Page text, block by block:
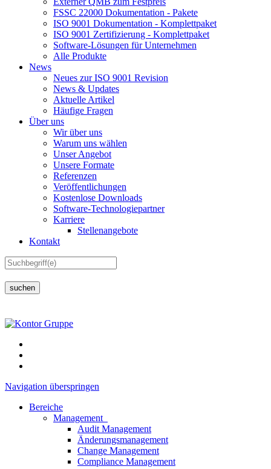
FSSC 22000 Dokumentation - Pakete
ISO 9001 Dokumentation - Komplettpaket
ISO 9001 Zertifizierung - Komplettpaket
Software-Lösungen für Unternehmen
Alle Produkte
News
Neues zur ISO 9001 Revision
News & Updates
Aktuelle Artikel
Häufige Fragen
Über uns
Wir über uns
Warum uns wählen
Unser Angebot
Unsere Formate
Referenzen
Veröffentlichungen
Kostenlose Downloads
Software-Technologiepartner
Karriere
Stellenangebote
Kontakt
suchen
Navigation überspringen
Bereiche
Management
Audit Management
Änderungsmanagement
Change Management
Compliance Management